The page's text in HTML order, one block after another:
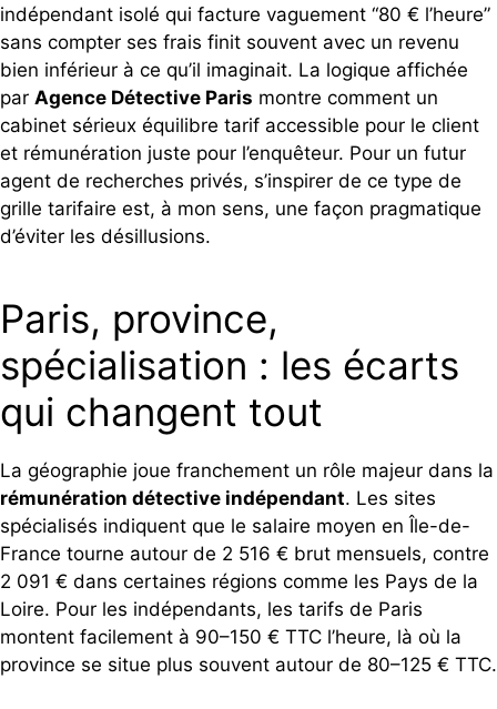
indépendant isolé qui facture vaguement “80 € l’heure”
sans compter ses frais finit souvent avec un revenu
bien inférieur à ce qu’il imaginait. La logique affichée
par Agence Détective Paris montre comment un
cabinet sérieux équilibre tarif accessible pour le client
et rémunération juste pour l’enquêteur. Pour un futur
agent de recherches privés, s’inspirer de ce type de
grille tarifaire est, à mon sens, une façon pragmatique
d’éviter les désillusions.
Paris, province,
spécialisation : les écarts
qui changent tout
La géographie joue franchement un rôle majeur dans la
rémunération détective indépendant. Les sites
spécialisés indiquent que le salaire moyen en Île-de-
France tourne autour de 2 516 € brut mensuels, contre
2 091 € dans certaines régions comme les Pays de la
Loire. Pour les indépendants, les tarifs de Paris
montent facilement à 90–150 € TTC l’heure, là où la
province se situe plus souvent autour de 80–125 € TTC.